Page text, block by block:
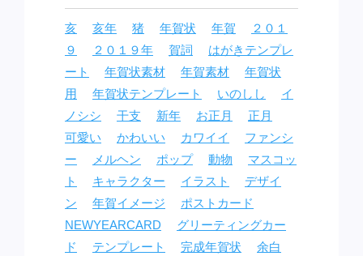
亥 亥年 猪 年賀状 年賀
２０１
９
２０１９年 賀詞
はがきテンプレ
ート
年賀状素材 年賀素材
年賀状
用
年賀状テンプレート いのしし
イ
ノシシ
干支 新年 お正月
正月
可愛い
かわいい カワイイ
ファンシ
ー
メルヘン ポップ 動物
マスコッ
ト
キャラクター イラスト
デザイ
ン
年賀イメージ
ポストカード
NEWYEARCARD
グリーティングカー
ド
テンプレート 完成年賀状
余白